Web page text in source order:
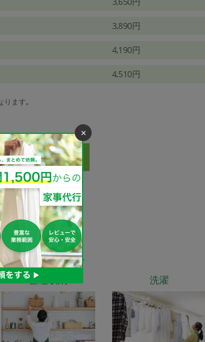
3,890円
4,190円
4,510円
ります｡
スの種類
は下記となります。
整理収納 洗濯
×